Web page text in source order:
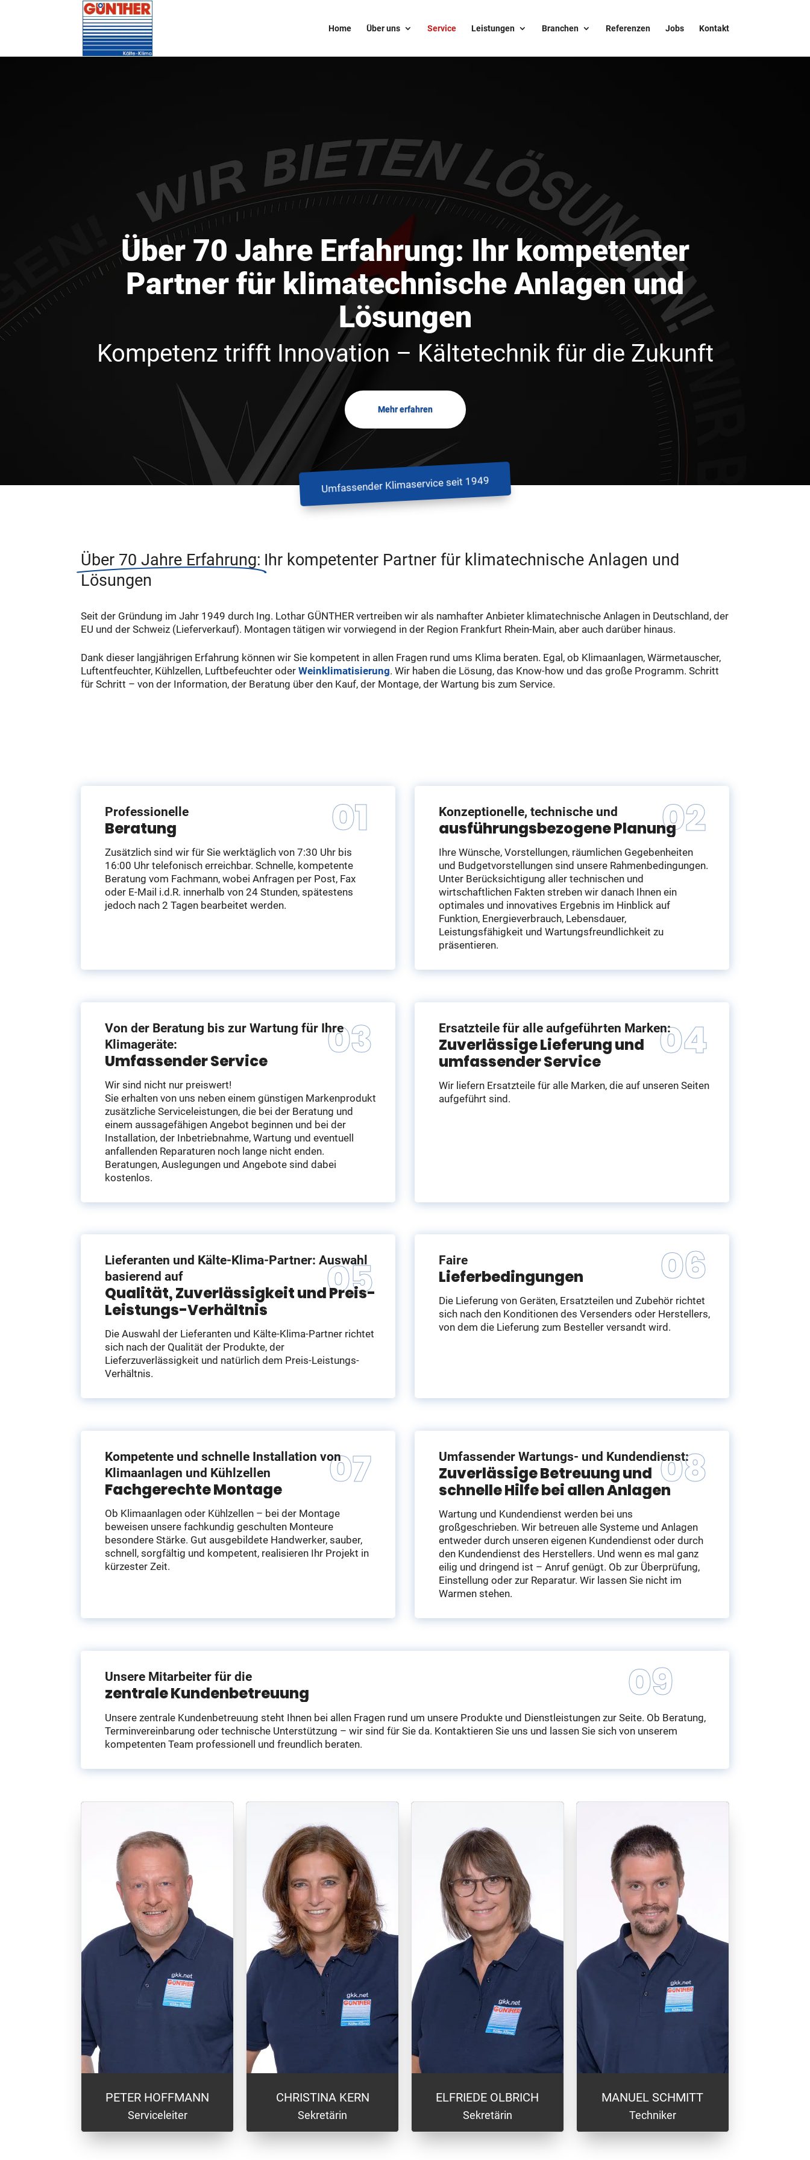
Home Über uns Service Leistungen Branchen Referenzen Jobs Kontakt
Über 70 Jahre Erfahrung: Ihr kompetenter
Partner für klimatechnische Anlagen und
Lösungen
Kompetenz trifft Innovation – Kältetechnik für die Zukunft
Mehr erfahren
Umfassender Klimaservice seit 1949
Über 70 Jahre Erfahrung: Ihr kompetenter Partner für klimatechnische Anlagen und
Lösungen
Seit der Gründung im Jahr 1949 durch Ing. Lothar GÜNTHER vertreiben wir als namhafter Anbieter klimatechnische Anlagen in Deutschland, der
EU und der Schweiz (Lieferverkauf). Montagen tätigen wir vorwiegend in der Region Frankfurt Rhein-Main, aber auch darüber hinaus.
Dank dieser langjährigen Erfahrung können wir Sie kompetent in allen Fragen rund ums Klima beraten. Egal, ob Klimaanlagen, Wärmetauscher,
Luftentfeuchter, Kühlzellen, Luftbefeuchter oderWeinklimatisierung. Wir haben die Lösung, das Know-how und das große Programm. Schritt
für Schritt – von der Information, der Beratung über den Kauf, der Montage, der Wartung bis zum Service.
Professionelle
Beratung
Zusätzlich sind wir für Sie werktäglich von 7:30 Uhr bis
16:00 Uhr telefonisch erreichbar. Schnelle, kompetente
Beratung vom Fachmann, wobei Anfragen per Post, Fax
oder E-Mail i.d.R. innerhalb von 24 Stunden, spätestens
jedoch nach 2 Tagen bearbeitet werden.
Konzeptionelle, technische und
ausführungsbezogene Planung
Ihre Wünsche, Vorstellungen, räumlichen Gegebenheiten
und Budgetvorstellungen sind unsere Rahmenbedingungen.
Unter Berücksichtigung aller technischen und
wirtschaftlichen Fakten streben wir danach Ihnen ein
optimales und innovatives Ergebnis im Hinblick auf
Funktion, Energieverbrauch, Lebensdauer,
Leistungsfähigkeit und Wartungsfreundlichkeit zu
präsentieren.
Von der Beratung bis zur Wartung für Ihre
Klimageräte:
Umfassender Service
Wir sind nicht nur preiswert!
Sie erhalten von uns neben einem günstigen Markenprodukt
zusätzliche Serviceleistungen, die bei der Beratung und
einem aussagefähigen Angebot beginnen und bei der
Installation, der Inbetriebnahme, Wartung und eventuell
anfallenden Reparaturen noch lange nicht enden.
Beratungen, Auslegungen und Angebote sind dabei
kostenlos.
Ersatzteile für alle aufgeführten Marken:
Zuverlässige Lieferung und
umfassender Service
Wir liefern Ersatzteile für alle Marken, die auf unseren Seiten
aufgeführt sind.
Lieferanten und Kälte-Klima-Partner: Auswahl
basierend auf
Qualität, Zuverlässigkeit und Preis-
Leistungs-Verhältnis
Die Auswahl der Lieferanten und Kälte-Klima-Partner richtet
sich nach der Qualität der Produkte, der
Lieferzuverlässigkeit und natürlich dem Preis-Leistungs-
Verhältnis.
Faire
Lieferbedingungen
Die Lieferung von Geräten, Ersatzteilen und Zubehör richtet
sich nach den Konditionen des Versenders oder Herstellers,
von dem die Lieferung zum Besteller versandt wird.
Kompetente und schnelle Installation von
Klimaanlagen und Kühlzellen
Fachgerechte Montage
Ob Klimaanlagen oder Kühlzellen – bei der Montage
beweisen unsere fachkundig geschulten Monteure
besondere Stärke. Gut ausgebildete Handwerker, sauber,
schnell, sorgfältig und kompetent, realisieren Ihr Projekt in
kürzester Zeit.
Umfassender Wartungs- und Kundendienst:
Zuverlässige Betreuung und
schnelle Hilfe bei allen Anlagen
Wartung und Kundendienst werden bei uns
großgeschrieben. Wir betreuen alle Systeme und Anlagen
entweder durch unseren eigenen Kundendienst oder durch
den Kundendienst des Herstellers. Und wenn es mal ganz
eilig und dringend ist – Anruf genügt. Ob zur Überprüfung,
Einstellung oder zur Reparatur. Wir lassen Sie nicht im
Warmen stehen.
Unsere Mitarbeiter für die
zentrale Kundenbetreuung
Unsere zentrale Kundenbetreuung steht Ihnen bei allen Fragen rund um unsere Produkte und Dienstleistungen zur Seite. Ob Beratung,
Terminvereinbarung oder technische Unterstützung – wir sind für Sie da. Kontaktieren Sie uns und lassen Sie sich von unserem
kompetenten Team professionell und freundlich beraten.
PETER HOFFMANN
Serviceleiter
CHRISTINA KERN
Sekretärin
ELFRIEDE OLBRICH
Sekretärin
MANUEL SCHMITT
Techniker